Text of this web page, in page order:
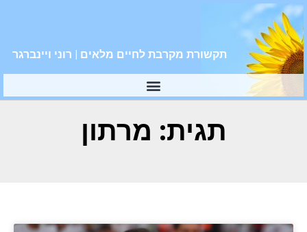
תקשורת מקרבת לחיים מלאים | רוני ויינברגר
תגית: מרתון